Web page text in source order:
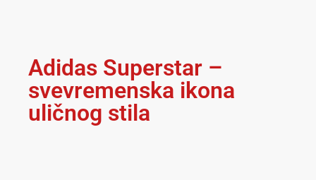
Adidas Superstar –
svevremenska ikona
uličnog stila